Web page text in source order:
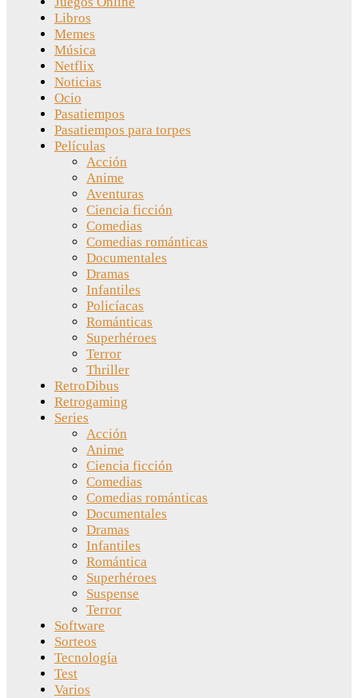
Libros
Memes
Música
Netflix
Noticias
Ocio
Pasatiempos
Pasatiempos para torpes
Películas
Acción
Anime
Aventuras
Ciencia ficción
Comedias
Comedias románticas
Documentales
Dramas
Infantiles
Policíacas
Románticas
Superhéroes
Terror
Thriller
RetroDibus
Retrogaming
Series
Acción
Anime
Ciencia ficción
Comedias
Comedias románticas
Documentales
Dramas
Infantiles
Romántica
Superhéroes
Suspense
Terror
Software
Sorteos
Tecnología
Test
Varios